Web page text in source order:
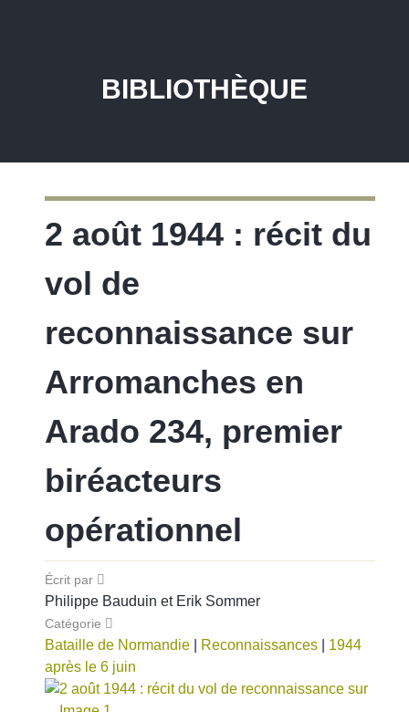
BIBLIOTHÈQUE
2 août 1944 : récit du
vol de
reconnaissance sur
Arromanches en
Arado 234, premier
biréacteurs
opérationnel
Écrit par
Philippe Bauduin et Erik Sommer
Catégorie
Bataille de Normandie Reconnaissances
1944
après le 6 juin